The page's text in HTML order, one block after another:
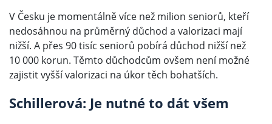
V Česku je momentálně více než milion seniorů, kteří
nedosáhnou na průměrný důchod a valorizaci mají
nižší. A přes 90 tisíc seniorů pobírá důchod nižší než
10 000 korun. Těmto důchodcům ovšem není možné
zajistit vyšší valorizaci na úkor těch bohatších.
Schillerová: Je nutné to dát všem